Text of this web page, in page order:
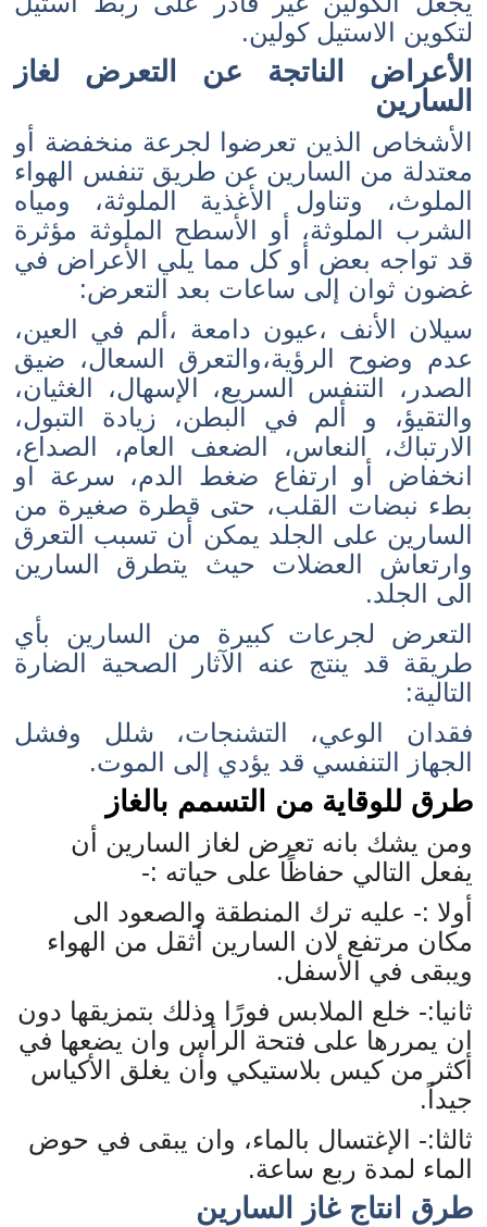
لتكوين الاستيل كولين.
الأعراض الناتجة عن التعرض لغاز
السارين
الأشخاص الذين تعرضوا لجرعة منخفضة أو
معتدلة من السارين عن طريق تنفس الهواء
الملوث، وتناول الأغذية الملوثة، ومياه
الشرب الملوثة، أو الأسطح الملوثة مؤثرة
قد تواجه بعض أو كل مما يلي الأعراض في
غضون ثوان إلى ساعات بعد التعرض:
سيلان الأنف ،عيون دامعة ،ألم في العين،
عدم وضوح الرؤية،والتعرق السعال، ضيق
الصدر، التنفس السريع، الإسهال، الغثيان،
والتقيؤ، و ألم في البطن، زيادة التبول،
الارتباك، النعاس، الضعف العام، الصداع،
انخفاض أو ارتفاع ضغط الدم، سرعة او
بطء نبضات القلب، حتى قطرة صغيرة من
السارين على الجلد يمكن أن تسبب التعرق
وارتعاش العضلات حيث يتطرق السارين
الى الجلد.
التعرض لجرعات كبيرة من السارين بأي
طريقة قد ينتج عنه الآثار الصحية الضارة
التالية:
فقدان الوعي، التشنجات، شلل وفشل
الجهاز التنفسي قد يؤدي إلى الموت.
طرق للوقاية من التسمم بالغاز
ومن يشك بانه تعرض لغاز السارين أن
يفعل التالي حفاظًا على حياته :-
أولا :- عليه ترك المنطقة والصعود الى
مكان مرتفع لان السارين أثقل من الهواء
ويبقى في الأسفل.
ثانيا:- خلع الملابس فورًا وذلك بتمزيقها دون
ان يمررها على فتحة الرأس وان يضعها في
أكثر من كيس بلاستيكي وأن يغلق الأكياس
جيداً.
ثالثا:- الإغتسال بالماء، وان يبقى في حوض
الماء لمدة ربع ساعة.
طرق انتاج غاز السارين